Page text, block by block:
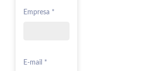
Empresa *
E-mail *